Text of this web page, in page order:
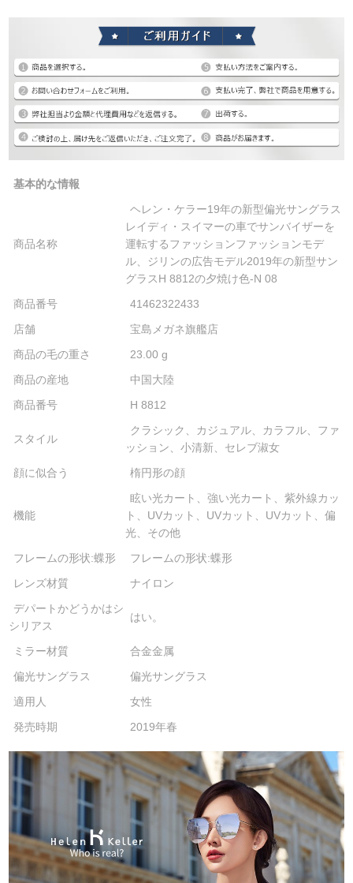
基本的な情報
商品名称
ヘレン・ケラー19年の新型偏光サングラス
レイディ・スイマーの車でサンバイザーを
運転するファッションファッションモデ
ル、ジリンの広告モデル2019年の新型サン
グラスH 8812の夕焼け色-N 08
商品番号
41462322433
店舗
宝島メガネ旗艦店
商品の毛の重さ
23.00 g
商品の産地
中国大陸
商品番号
H 8812
スタイル
クラシック、カジュアル、カラフル、ファ
ッション、小清新、セレブ淑女
顔に似合う
楕円形の顔
機能
眩い光カート、強い光カート、紫外線カッ
ト、UVカット、UVカット、UVカット、偏
光、その他
フレームの形状:蝶形
フレームの形状:蝶形
レンズ材質
ナイロン
デパートかどうかはシ
シリアス
はい。
ミラー材質
合金金属
偏光サングラス
偏光サングラス
適用人
女性
発売時期
2019年春